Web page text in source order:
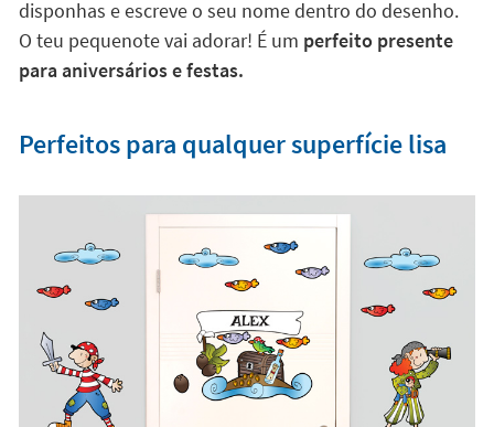
Sabemos qual é o teu nome preferido. Por isso, agora
podes personalizar os teus vinis Stikets com o nome
do teu pequenote
gostares, seleciona o formato segundo o espaço que
O teu pequenote vai adorar! É umperfeito presente
para aniversários e festas.
Perfeitos para qualquer superfície lisa